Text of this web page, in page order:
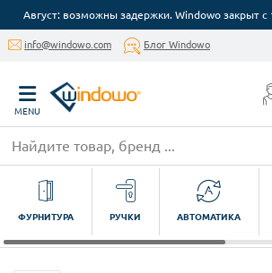
Август: возможны задержки. Windowo закрыт
info@windowo.com Блог Windowo
MENU
ФУРНИТУРА РУЧКИ АВТОМАТИКА